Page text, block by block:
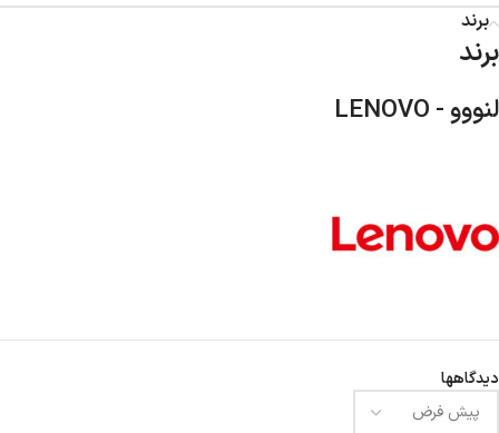
برند
برند
لنووو - LENOVO
دیدگاهها